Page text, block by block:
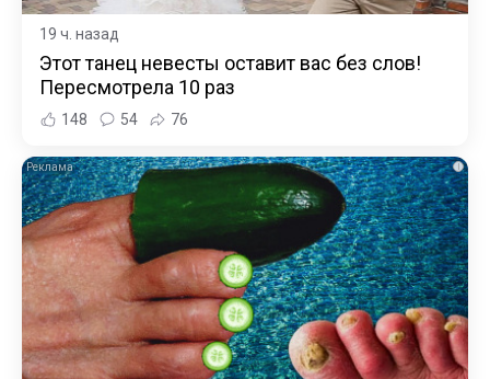
19 ч. назад
Этот танец невесты оставит вас без слов!
Пересмотрела 10 раз
148 54 76
i